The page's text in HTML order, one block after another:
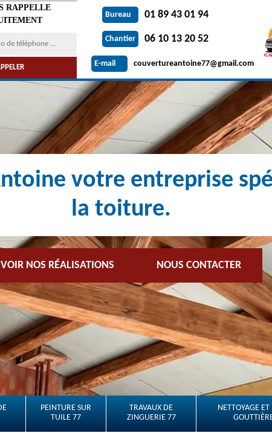
RAPPELLE
Bureau 01 89 43 01 94
Chantier 06 10 13 20 52
E-mail couvertureantoine77@gmail.com
votre entreprise
la toiture.
VOIR NOS RÉALISATIONS NOUS CONTACTER
PEINTURE SUR
TUILE 77
TRAVAUX DE
ZINGUERIE 77
NETTOYAGE ET